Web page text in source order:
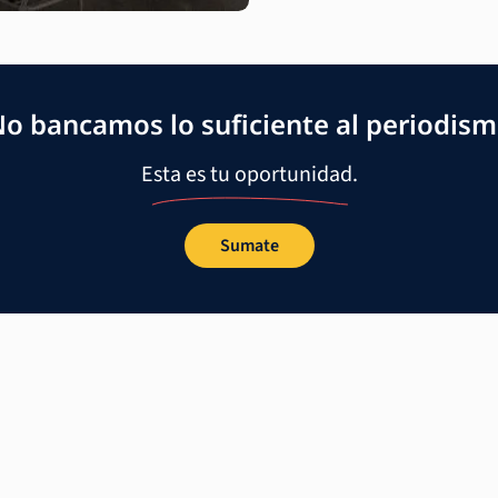
bancamos lo suficiente al
Esta es tu oportunidad.
Sumate